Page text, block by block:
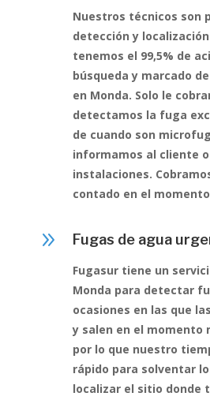
Nuestros técnicos son
detección y
tenemos el 99,5% de
búsqueda y marcado
en Monda. Solo le
detectamos la fuga
de cuando son
informamos al cliente
instalaciones.
contado en el
9 Fugas de agua
Fugasur tiene un
Monda para detectar
ocasiones en las que
y salen en el momento
por lo que nuestro
rápido para solventar
localizar el sitio donde